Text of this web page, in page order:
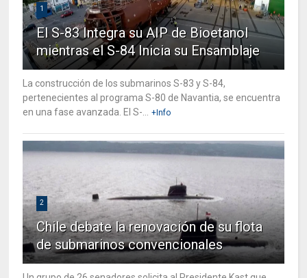
1
El S-83 Integra su AIP de Bioetanol
mientras el S-84 Inicia su Ensamblaje
La construcción de los submarinos S-83 y S-84,
pertenecientes al programa S-80 de Navantia, se encuentra
en una fase avanzada. El S-...
+Info
2
Chile debate la renovación de su flota
de submarinos convencionales